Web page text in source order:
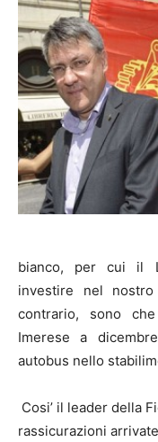
bianco, per cui il
investire nel
contrario, sono
Imerese a
autobus nello
Cosi’ il leader della
rassicurazioni